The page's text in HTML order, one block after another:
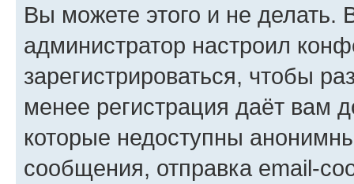
Вы можете этого и не делать.
администратор настроил
зарегистрироваться, чтобы
менее регистрация даёт вам
которые недоступны
сообщения, отправка email-